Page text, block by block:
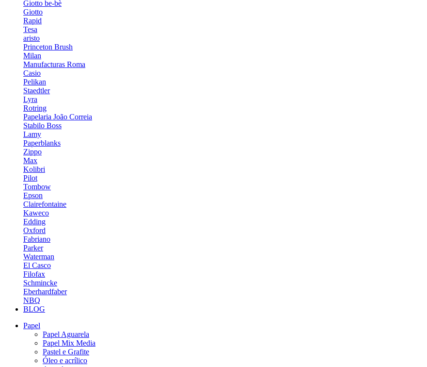
Giotto be-bè
Giotto
Rapid
Tesa
aristo
Princeton Brush
Milan
Manufacturas Roma
Casio
Pelikan
Staedtler
Lyra
Rotring
Papelaria João Correia
Stabilo Boss
Lamy
Paperblanks
Zippo
Max
Kolibri
Pilot
Tombow
Epson
Clairefontaine
Kaweco
Edding
Oxford
Fabriano
Parker
Waterman
El Casco
Filofax
Schmincke
Eberhardfaber
NBQ
BLOG
Papel
Papel Aguarela
Papel Mix Media
Pastel e Grafite
Óleo e acrílico